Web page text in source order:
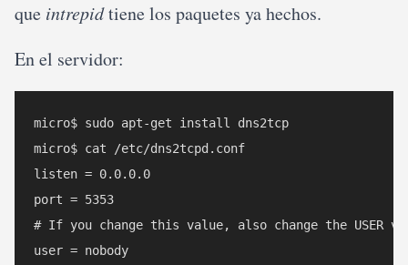
que intrepidtiene los paquetes ya hechos.
En el servidor:
micro$ sudo apt-get install dns2tcp
micro$ cat /etc/dns2tcpd.conf
listen = 0.0.0.0
port = 5353
# If you change this value, also change the USER
user = nobody